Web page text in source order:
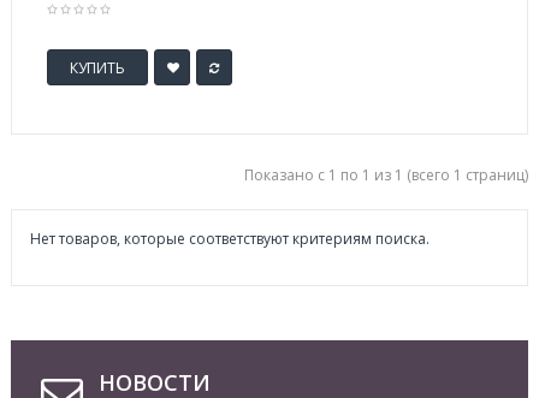
КУПИТЬ
Показано с 1 по 1 из 1 (всего 1 страниц)
Нет товаров, которые соответствуют критериям поиска.
НОВОСТИ